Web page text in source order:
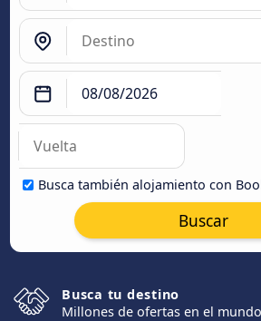
Busca también alojamiento con
Buscar
Busca tu destino
Millones de ofertas en el mundo